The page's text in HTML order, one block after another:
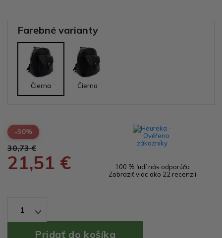
Farebné varianty
Čierna Čierna
-30%
30,73 €
21,51 €
100 % ľudí nás odporúča
Zobraziť viac ako 22 recenzií
1